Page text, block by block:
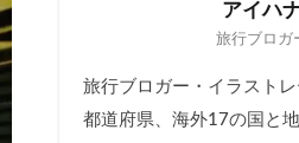
アイハ
旅行ブロガ
旅行ブロガー・イラスト
都道府県、海外17の国と